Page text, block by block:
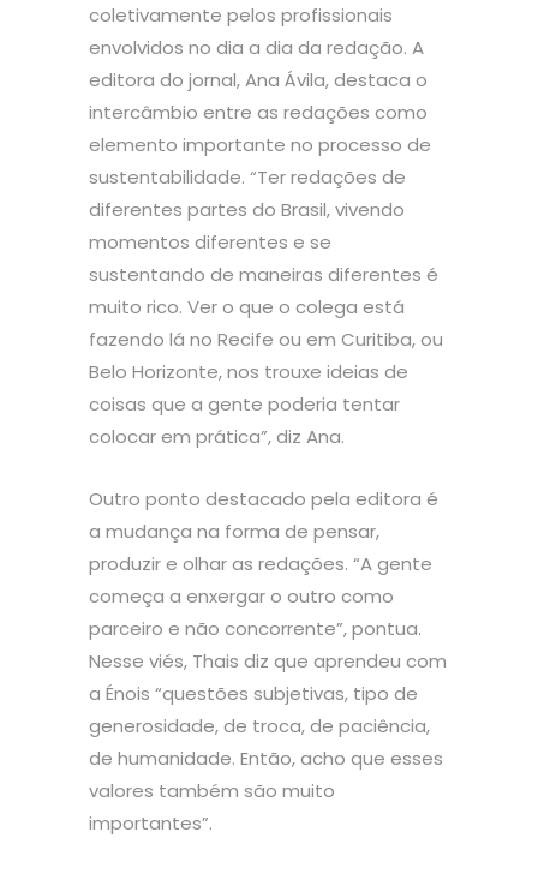
coletivamente pelos profissionais
envolvidos no dia a dia da redação. A
editora do jornal, Ana Ávila, destaca o
intercâmbio entre as redações como
elemento importante no processo de
sustentabilidade. “Ter redações de
diferentes partes do Brasil, vivendo
momentos diferentes e se
sustentando de maneiras diferentes é
muito rico. Ver o que o colega está
fazendo lá no Recife ou em Curitiba, ou
Belo Horizonte, nos trouxe ideias de
coisas que a gente poderia tentar
colocar em prática”, diz Ana.
Outro ponto destacado pela editora é
a mudança na forma de pensar,
produzir e olhar as redações. “A gente
começa a enxergar o outro como
parceiro e não concorrente”, pontua.
Nesse viés, Thais diz que aprendeu com
a Énois “questões subjetivas, tipo de
generosidade, de troca, de paciência,
de humanidade. Então, acho que esses
valores também são muito
importantes”.